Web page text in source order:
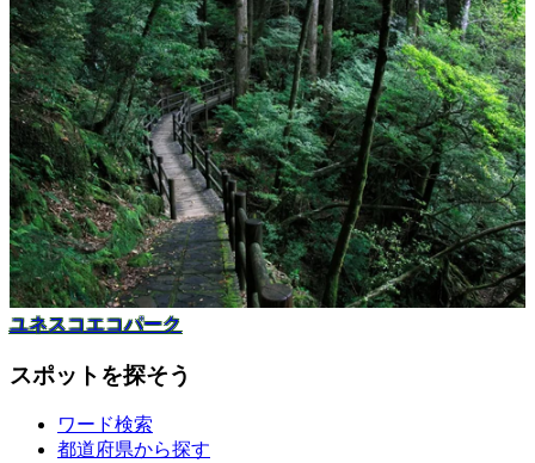
ユネスコエコパーク
スポットを探そう
ワード検索
都道府県から探す